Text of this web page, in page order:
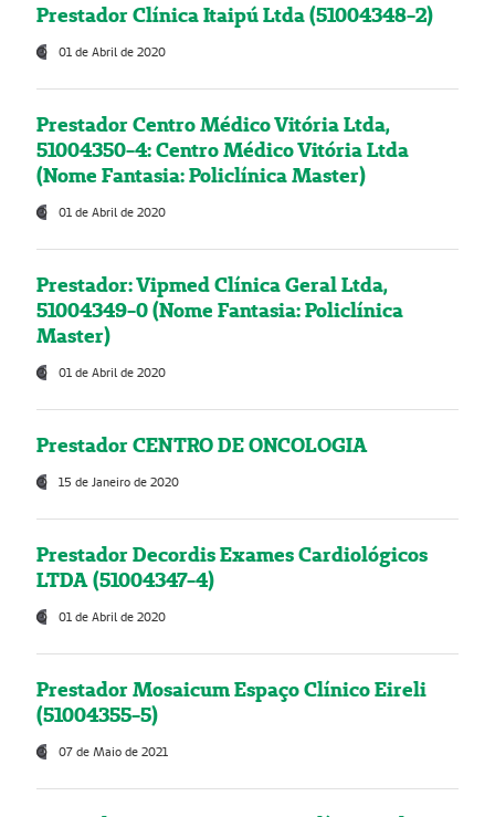
Prestador Clínica Itaipú Ltda (51004348-2)
01 de Abril de 2020
Prestador Centro Médico Vitória Ltda,
51004350-4: Centro Médico Vitória Ltda
(Nome Fantasia: Policlínica Master)
01 de Abril de 2020
Prestador: Vipmed Clínica Geral Ltda,
51004349-0 (Nome Fantasia: Policlínica
Master)
01 de Abril de 2020
Prestador CENTRO DE ONCOLOGIA
15 de Janeiro de 2020
Prestador Decordis Exames Cardiológicos
LTDA (51004347-4)
01 de Abril de 2020
Prestador Mosaicum Espaço Clínico Eireli
(51004355-5)
07 de Maio de 2021